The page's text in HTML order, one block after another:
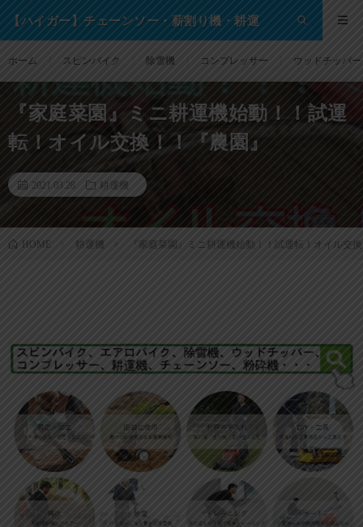
【ハイガー】チェーンソー・薪割り機・耕運
ホーム スピンバイク 除雪機 コンプレッサー ウッドチッパー
『家庭菜園』ミニ耕運機始動！！試運
転！オイル交換！！『農園』
2021.03.28 耕運機
HOME 耕運機 『家庭菜園』ミニ耕運機始動！！試運転！オイル交